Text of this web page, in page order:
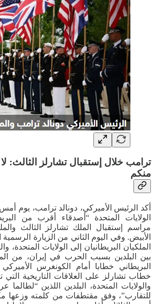
ترامب خلال إستقبال تشارلز الثالث:
منكم
أكد الرئيس الأميركي، دونالد ترامب، يوم
الولايات المتحدة “أصدقاء أقرب من
مراسم إستقبال الملك تشارلز الثالث
الأبيض. وفي اليوم الثاني من الزيارة الرسمية
الملكيان البريطانيان إلى الولايات
بين البلدين بسبب الحرب في إيران، من
البريطاني خطابا أمام الكونغرس
خطاب تشارلز على العلاقات التاريخية التي
والولايات المتحدة، البلدين اللذين
للتقارب”، وفق مقتطفات من كلمته وزعها